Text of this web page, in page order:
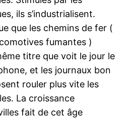
ils s’industrialisent.
que les chemins de fer (
fumantes )
titre que voit le jour le
et les journaux bon
rouler plus vite les
La croissance
fait de cet âge